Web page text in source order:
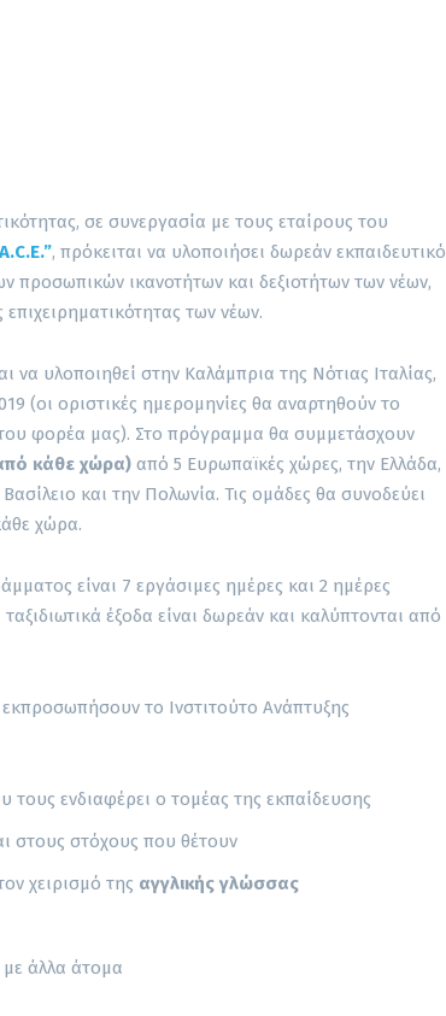
σε συνεργασία με τους εταίρους του
, πρόκειται να υλοποιήσει δωρεάν εκπαιδευτικό
προσωπικών ικανοτήτων και δεξιοτήτων των νέων,
των νέων.
να υλοποιηθεί στην Καλάμπρια της Νότιας Ιταλίας,
(οι οριστικές ημερομηνίες θα αναρτηθούν το
φορέα μας). Στο πρόγραμμα θα συμμετάσχουν
κάθε χώρα) από 5 Ευρωπαϊκές χώρες, την Ελλάδα,
και την Πολωνία. Τις ομάδες θα συνοδεύει
χώρα.
είναι 7 εργάσιμες ημέρες και 2 ημέρες
έξοδα είναι δωρεάν και καλύπτονται από
το Ινστιτούτο Ανάπτυξης
τους ενδιαφέρει ο τομέας της εκπαίδευσης
στους στόχους που θέτουν
χειρισμό της αγγλικής γλώσσας
με άλλα άτομα